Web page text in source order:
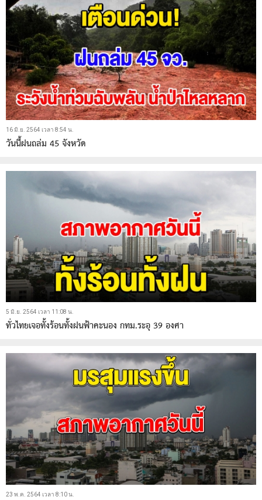
16 มิ.ย. 2564 เวลา 8:54 น.
วันนี้ฝนถล่ม 45 จังหวัด
5 มิ.ย. 2564 เวลา 11:08 น.
ทั่วไทยเจอทั้งร้อนทั้งฝนฟ้าคะนอง กทม.ระอุ 39 องศา
23 พ.ค. 2564 เวลา 8:10 น.